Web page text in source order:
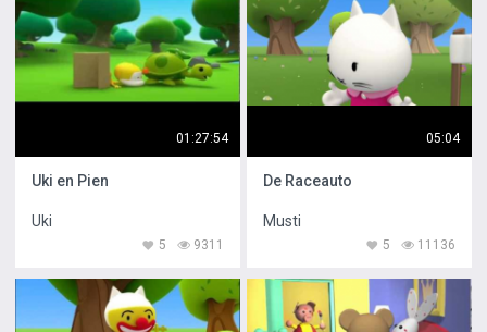
01:27:54
Uki en Pien
Uki
9311
5
05:04
De Raceauto
Musti
11136
5